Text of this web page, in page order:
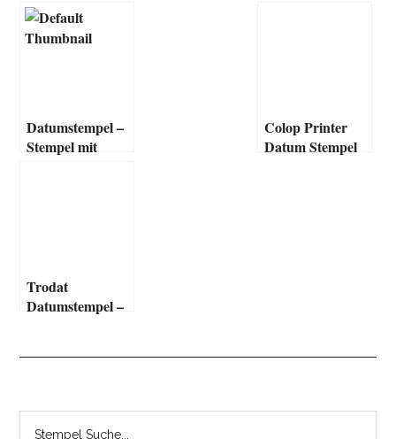
Datumstempel –
Stempel mit
Colop Printer
Datum Stempel
Trodat
Datumstempel –